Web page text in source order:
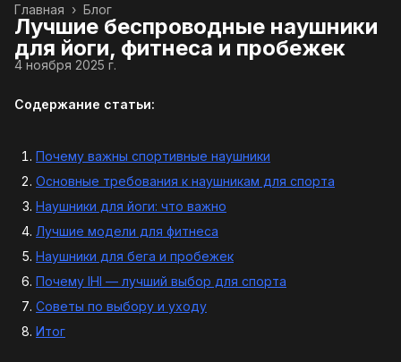
Блог
Главная ›
Лучшие беспроводные наушники
для йоги, фитнеса и пробежек
4 ноября 2025 г.
Содержание статьи:
Почему важны спортивные наушники
Основные требования к наушникам для спорта
Наушники для йоги: что важно
Лучшие модели для фитнеса
Наушники для бега и пробежек
Почему IHI — лучший выбор для спорта
Советы по выбору и уходу
Итог